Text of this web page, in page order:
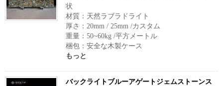
状
材質：天然ラブラドライト
厚さ：20mm / 25mm /カスタム
重量：50~60kg /平方メートル
梱包：安全な木製ケース
もっと
バックライトブルーアゲートジェムストーンス